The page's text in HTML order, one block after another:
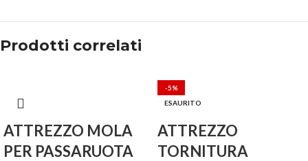
Prodotti correlati
ATTREZZO MOLA
PER PASSARUOTA
-5%
ESAURITO
ATTREZZO
TORNITURA